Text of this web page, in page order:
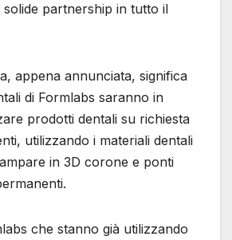
partnership in tutto il
appena annunciata, significa
di Formlabs saranno in
prodotti dentali su richiesta
utilizzando i materiali dentali
in 3D corone e ponti
che stanno già utilizzando